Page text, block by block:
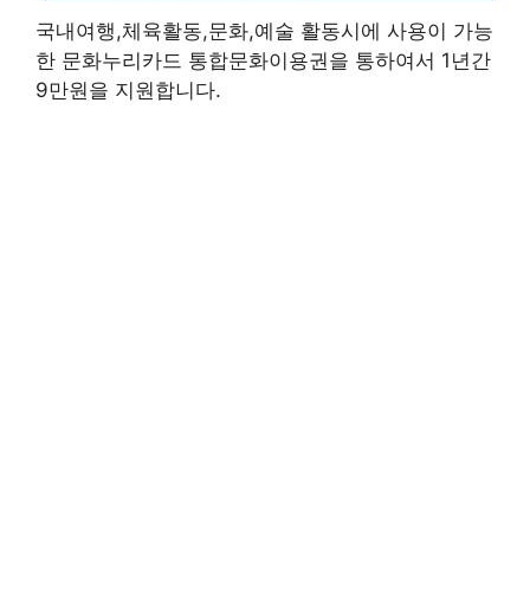
국내여행,체육활동,문화,예술 활동시에 사용이 가능
한 문화누리카드 통합문화이용권을 통하여서 1년간
9만원을 지원합니다.